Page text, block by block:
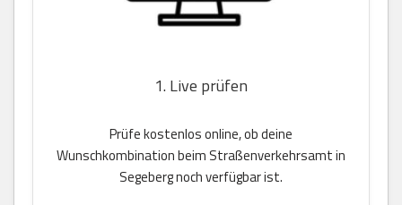
1. Live prüfen
Prüfe kostenlos online, ob deine
Wunschkombination beim Straßenverkehrsamt in
Segeberg noch verfügbar ist.